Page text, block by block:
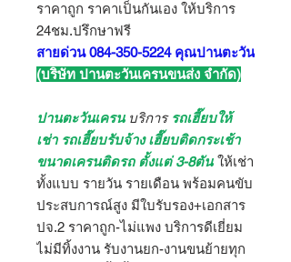
ราคาถูก ราคาเป็นกันเอง ให้บริการ
24ชม.ปรึกษาฟรี
สายด่วน 084-350-5224 คุณปานตะวัน
(บริษัท ปานตะวันเครนขนส่ง จำกัด)
ปานตะวันเครนบริการ รถเฮี๊ยบให้
เช่า รถเฮี๊ยบรับจ้าง เฮี๊ยบติดกระเช้า
ขนาดเครนติดรถ ตั้งแต่ 3-8ตัน ให้เช่า
ทั้งแบบ รายวัน รายเดือน พร้อมคนขับ
ประสบการณ์สูง มีใบรับรอง+เอกสาร
ปจ.2 ราคาถูก-ไม่แพง บริการดีเยี่ยม
ไม่มีทิ้งงาน รับงานยก-งานขนย้ายทุก